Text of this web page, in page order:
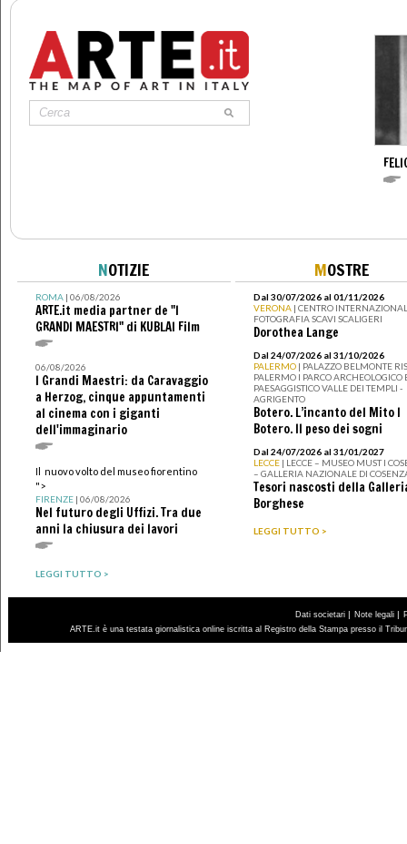
NOTIZIE
ROMA| 06/08/2026
ARTE.it media partner de "I
GRANDI MAESTRI" di KUBLAI Film
06/08/2026
I Grandi Maestri: da Caravaggio
a Herzog, cinque appuntamenti
al cinema con i giganti
dell'immaginario
Il nuovo volto del museo fiorentino
">
FIRENZE| 06/08/2026
Nel futuro degli Uffizi. Tra due
anni la chiusura dei lavori
LEGGI TUTTO >
MOSTRE
Dal 30/07/2026 al 01/11/2026
VERONA | CENTRO
FOTOGRAFIA SCAVI SCALIGERI
Dorothea Lange
Dal 24/07/2026 al 31/10/2026
PALERMO | PALAZZO BELMONTE
PALERMO I PARCO ARCHEOLOGICO
PAESAGGISTICO VALLE DEI TEMPLI -
AGRIGENTO
Botero. L’incanto del Mito I
Botero. Il peso dei sogni
Dal 24/07/2026 al 31/01/2027
LECCE | LECCE – MUSEO MUST I
– GALLERIA NAZIONALE DI
Tesori nascosti della
Borghese
LEGGI TUTTO >
Dati societari | Note legali |
ARTE.it è una testata giornalistica online iscritta al Registro della Stampa presso il